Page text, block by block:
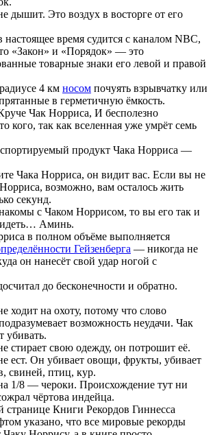
дышит. Это воздух в восторге от его
время судится с каналом NBC,
«Закон» и «Порядок» — это
товарные знаки его левой и правой
4 км носом почуять взрывчатку или
в герметичную ёмкость.
Чак Норриса, И бесполезно
кого, так как вселенная уже умрёт семь
продукт Чака Норриса —
Чака Норриса, он видит вас. Если вы не
возможно, вам осталось жить
секунд.
с Чаком Норрисом, то вы его так и
Аминь.
в полном объёме выполняется
Гейзенберга — никогда не
он нанесёт свой удар ногой с
до бесконечности и обратно.
ходит на охоту, потому что слово
возможность неудачи. Чак
убивать.
стирает свою одежду, он потрошит её.
ест. Он убивает овощи, фрукты, убивает
свиней, птиц, кур.
1/8 — чероки. Происхождение тут ни
чёртова индейца.
странице Книги Рекордов Гиннесса
указано, что все мировые рекорды